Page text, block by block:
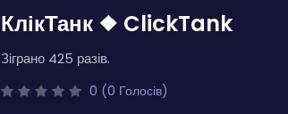
КлікТанк ❖ ClickTank
Зіграно 425 разів.
0 (0 Голосів)